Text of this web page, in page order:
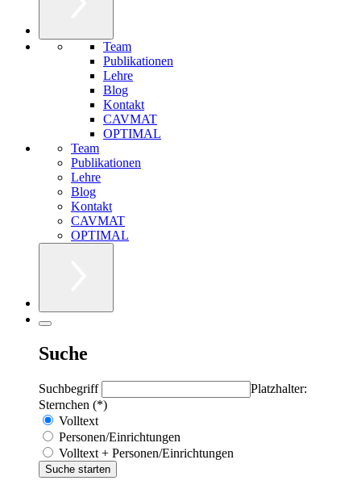
Team
Publikationen
Lehre
Blog
Kontakt
CAVMAT
OPTIMAL
Team
Publikationen
Lehre
Blog
Kontakt
CAVMAT
OPTIMAL
Suche
Suchbegriff
Platzhalter:
Sternchen (*)
Volltext
Personen/Einrichtungen
Volltext + Personen/Einrichtungen